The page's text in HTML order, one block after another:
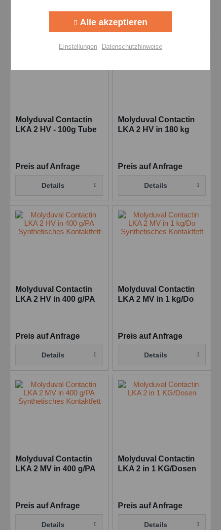
Molyduval Contactin
LKA 2 HV - 100g Tube
Preis auf Anfrage
Details
Molyduval Contactin
LKA 2 HV in 180 kg
Preis auf Anfrage
Details
Molyduval Contactin
LKA 2 HV in 400 g/PA
Preis auf Anfrage
Details
Molyduval Contactin
LKA 2 MV in 1 kg/Do
Preis auf Anfrage
Details
Molyduval Contactin
LKA 2 MV in 400 g/PA
Preis auf Anfrage
Details
Molyduval Contactin
LKA 2 in 1 KG/Dosen
Preis auf Anfrage
Details
Personalisierung Aktiv
Alle akzeptieren
Einstellungen Datenschutzhinweise